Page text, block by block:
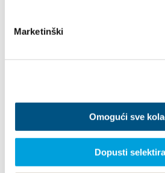
Marketinški
Omogući sve
Dopusti
+385(0)91 563 2291
Ana Ledenko
Put Blata BB, 21214 Kaštel
+38521227670